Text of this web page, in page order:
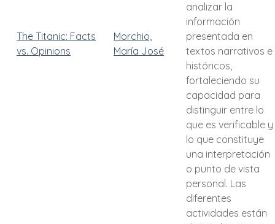
The Titanic: Facts
vs. Opinions
Morchio,
María José
analizar la
información
presentada en
textos narrativos e
históricos,
fortaleciendo su
capacidad para
distinguir entre lo
que es verificable y
lo que constituye
una interpretación
o punto de vista
personal. Las
diferentes
actividades están